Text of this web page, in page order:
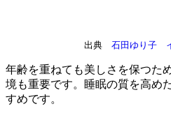
出典 石田ゆり子
年齢を重ねても美しさを保つた
境も重要です。睡眠の質を高め
すめです。